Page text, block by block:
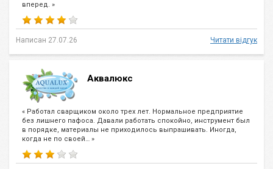
вперед. »
Написан 27.07.26 Читати відгук
Аквалюкс
« Работал сварщиком около трех лет. Нормальное предприятие
без лишнего пафоса. Давали работать спокойно, инструмент был
в порядке, материалы не приходилось выпрашивать. Иногда,
когда не по своей… »